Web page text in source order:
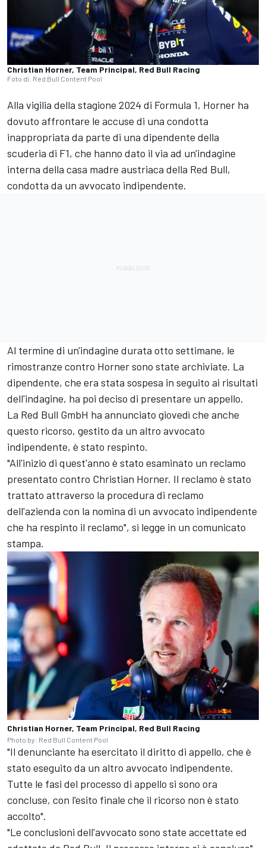
Christian Horner, Team Principal, Red Bull Racing
Foto di: Red Bull Content Pool
Alla vigilia della stagione 2024 di Formula 1, Horner ha
dovuto affrontare le accuse di una condotta
inappropriata da parte di una dipendente della
scuderia di F1, che hanno dato il via ad un'indagine
interna della casa madre austriaca della Red Bull,
condotta da un avvocato indipendente.
Al termine di un'indagine durata otto settimane, le
rimostranze contro Horner sono state archiviate. La
dipendente, che era stata sospesa in seguito ai risultati
dell'indagine, ha poi deciso di presentare un appello.
La Red Bull GmbH ha annunciato giovedì che anche
questo ricorso, gestito da un altro avvocato
indipendente, è stato respinto.
"All'inizio di quest'anno è stato esaminato un reclamo
presentato contro Christian Horner. Il reclamo è stato
trattato attraverso la procedura di reclamo
dell'azienda con la nomina di un avvocato indipendente
che ha respinto il reclamo", si legge in un comunicato
stampa.
Christian Horner, Team Principal, Red Bull Racing
Photo by: Red Bull Content Pool
"Il denunciante ha esercitato il diritto di appello, che è
stato eseguito da un altro avvocato indipendente.
Tutte le fasi del processo di appello si sono ora
concluse, con l'esito finale che il ricorso non è stato
accolto".
"Le conclusioni dell'avvocato sono state accettate ed